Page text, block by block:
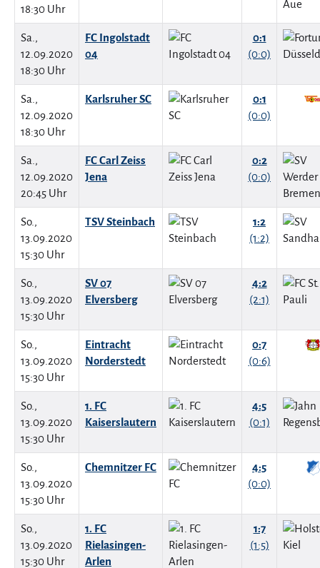
18:30 Uhr
Sa.,
12.09.2020
18:30 Uhr
FC Ingolstadt
04
0:1
(0:0)
Sa.,
12.09.2020
18:30 Uhr
Karlsruher SC
0:1
(0:0)
Sa.,
12.09.2020
20:45 Uhr
FC Carl Zeiss
Jena
0:2
(0:0)
So.,
13.09.2020
15:30 Uhr
TSV Steinbach
1:2
(1:2)
So.,
13.09.2020
15:30 Uhr
SV 07
Elversberg
4:2
(2:1)
So.,
13.09.2020
15:30 Uhr
Eintracht
Norderstedt
0:7
(0:6)
So.,
13.09.2020
15:30 Uhr
1. FC
Kaiserslautern
4:5
(0:1)
So.,
13.09.2020
15:30 Uhr
Chemnitzer FC
4:5
(0:0)
So.,
13.09.2020
15:30 Uhr
1. FC
Rielasingen-
Arlen
1:7
(1:5)